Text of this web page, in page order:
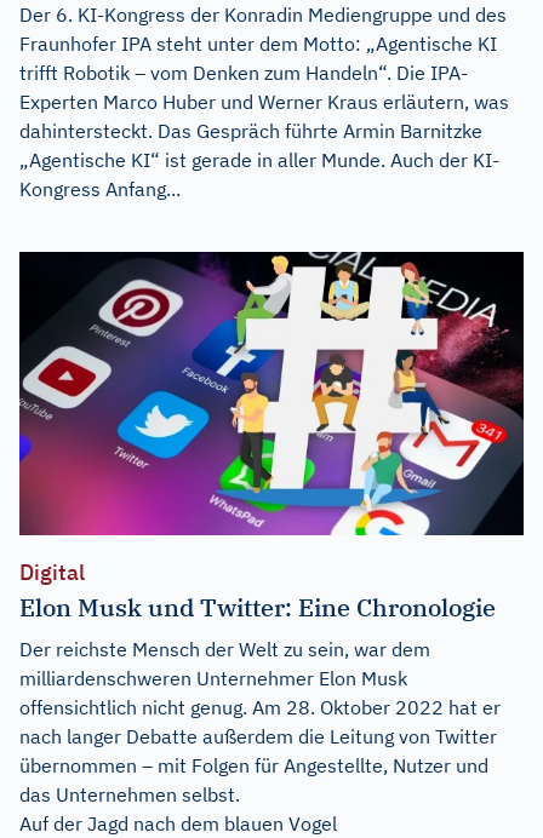
Der 6. KI-Kongress der Konradin Mediengruppe und des
Fraunhofer IPA steht unter dem Motto: „Agentische KI
trifft Robotik – vom Denken zum Handeln“. Die IPA-
Experten Marco Huber und Werner Kraus erläutern, was
dahintersteckt. Das Gespräch führte Armin Barnitzke
„Agentische KI“ ist gerade in aller Munde. Auch der KI-
Kongress Anfang...
Digital
Elon Musk und Twitter: Eine Chronologie
Der reichste Mensch der Welt zu sein, war dem
milliardenschweren Unternehmer Elon Musk
offensichtlich nicht genug. Am 28. Oktober 2022 hat er
nach langer Debatte außerdem die Leitung von Twitter
übernommen – mit Folgen für Angestellte, Nutzer und
das Unternehmen selbst.
Auf der Jagd nach dem blauen Vogel